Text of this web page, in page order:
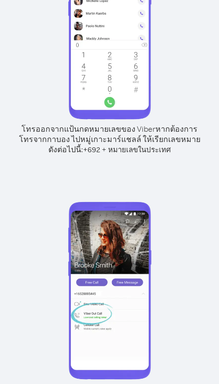
โทรออกจากแป้นกดหมายเลขของ Viberหากต้องการ
โทรจากกาบอง ไปหมู่เกาะมาร์แชลล์ ให้เรียกเลขหมาย
ดังต่อไปนี้:+692+ หมายเลขในประเทศ